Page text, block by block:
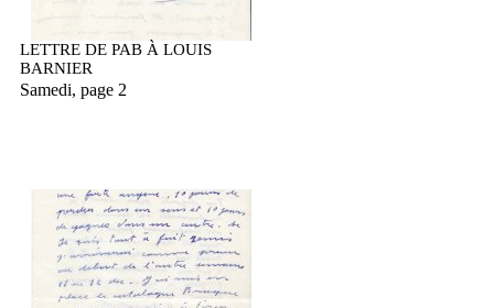
LETTRE DE PAB À LOUIS
BARNIER
Samedi, page 2